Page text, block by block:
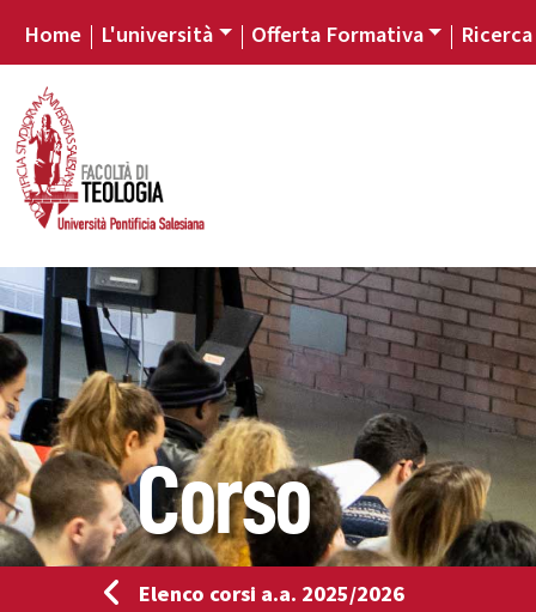
Home L'università Offerta Formativa
Corso
Elenco corsi a.a. 2025/2026